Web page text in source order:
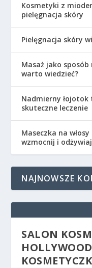
Kosmetyki z
pielęgnacja skóry
Pielęgnacja skóry
Masaż jako sposób
warto wiedzieć?
Nadmierny
skuteczne leczenie
Maseczka na
wzmocnij i odżywiaj
NAJNOWSZE
SALON